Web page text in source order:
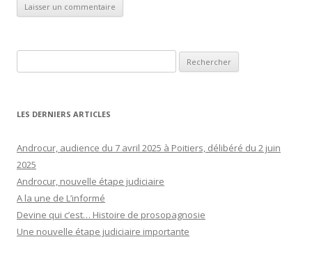
LES DERNIERS ARTICLES
Androcur, audience du 7 avril 2025 à Poitiers, délibéré du 2 juin
2025
Androcur, nouvelle étape judiciaire
A la une de L’informé
Devine qui c’est… Histoire de prosopagnosie
Une nouvelle étape judiciaire importante